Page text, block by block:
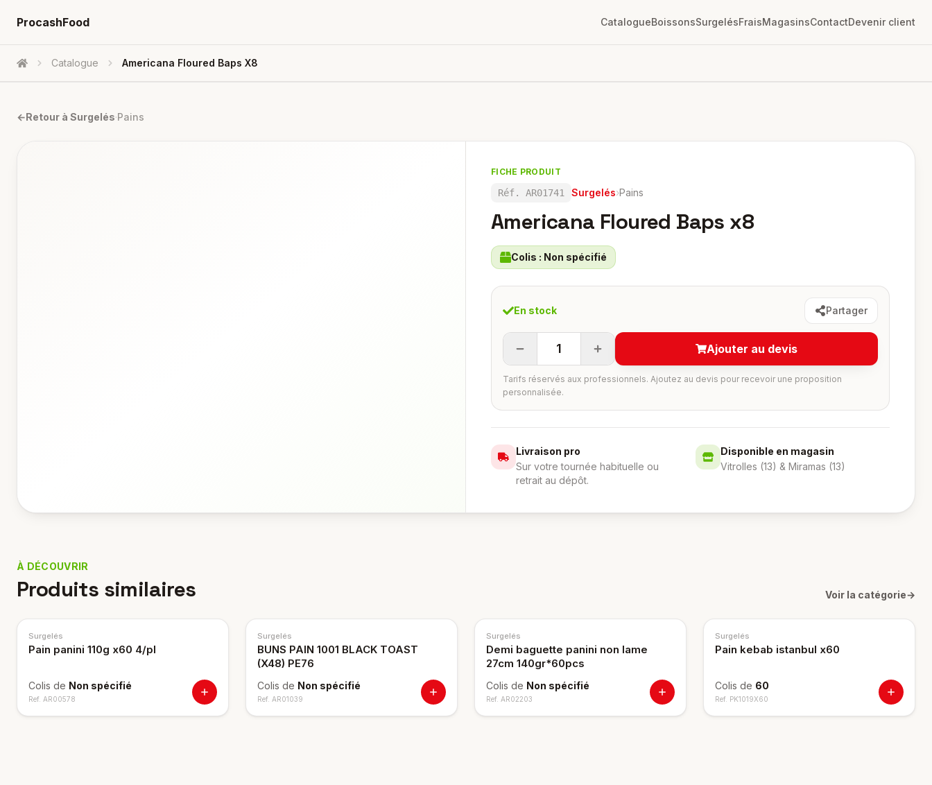
ProcashFood CatalogueBoissonsSurgelésFraisMagasinsContactDevenir client
Accueil Catalogue Americana Floured Baps X8
←Retour à Surgelés·Pains
FICHE PRODUIT
Réf. AR01741 Surgelés›Pains
Americana Floured Baps x8
Colis : Non spécifié
En stock Partager
1 Ajouter au devis
Tarifs réservés aux professionnels. Ajoutez au devis pour recevoir une proposition
personnalisée.
Livraison pro
Sur votre tournée habituelle ou
retrait au dépôt.
Disponible en magasin
Vitrolles (13) & Miramas (13)
À DÉCOUVRIR
Produits similaires Voir la catégorie→
Surgelés
Pain panini 110g x60 4/pl
Colis de Non spécifié
Ref. AR00578
Surgelés
BUNS PAIN 1001 BLACK TOAST
(X48) PE76
Colis de Non spécifié
Ref. AR01039
Surgelés
Demi baguette panini non lame
27cm 140gr*60pcs
Colis de Non spécifié
Ref. AR02203
Surgelés
Pain kebab istanbul x60
Colis de 60
Ref. PK1019X60